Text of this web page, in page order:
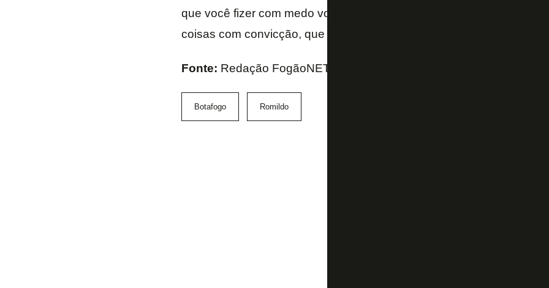
que você fizer com medo você vai errar”. Coloquei isso na minha
coisas com convicção, que vai dar certo – contou Del Piage.
Fonte: Redação FogãoNET e GE
Botafogo Romildo